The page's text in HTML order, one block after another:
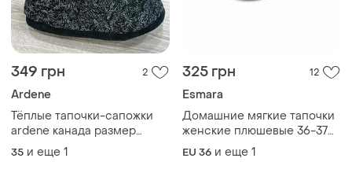
349 грн 2
Ardene
Тёплые тапочки-сапожки
ardene канада размер
35/36
35 и еще 1
325 грн 12
Esmara
Домашние мягкие тапочки
женские плюшевые 36-37
esmara. черные esmara.
тапочки домашнее 1623
EU 36 и еще 1